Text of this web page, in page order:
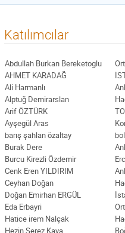
Katılımcılar
Abdullah Burkan Bereketoglu
AHMET KARADAĞ
Ali Harmanlı
Alptuğ Demirarslan
Arif ÖZTÜRK
Ayşegül Aras
barış şahlan özaltay
Burak Dere
Burcu Kirezli Özdemir
Cenk Eren YILDIRIM
Ceyhan Doğan
Doğan Emirhan ERGÜL
Eda Erbayri
Hatice irem Nalçak
Hezin Serez Kaya